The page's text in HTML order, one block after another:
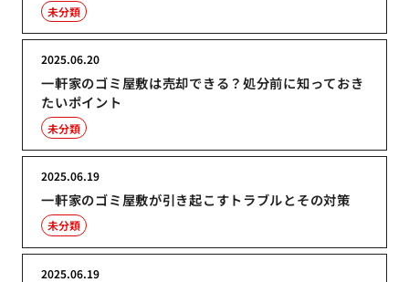
未分類
一軒家のゴミ屋敷は売却できる？処分前に知っておき
たいポイント
2025.06.20
未分類
一軒家のゴミ屋敷が引き起こすトラブルとその対策
2025.06.19
未分類
2025.06.19